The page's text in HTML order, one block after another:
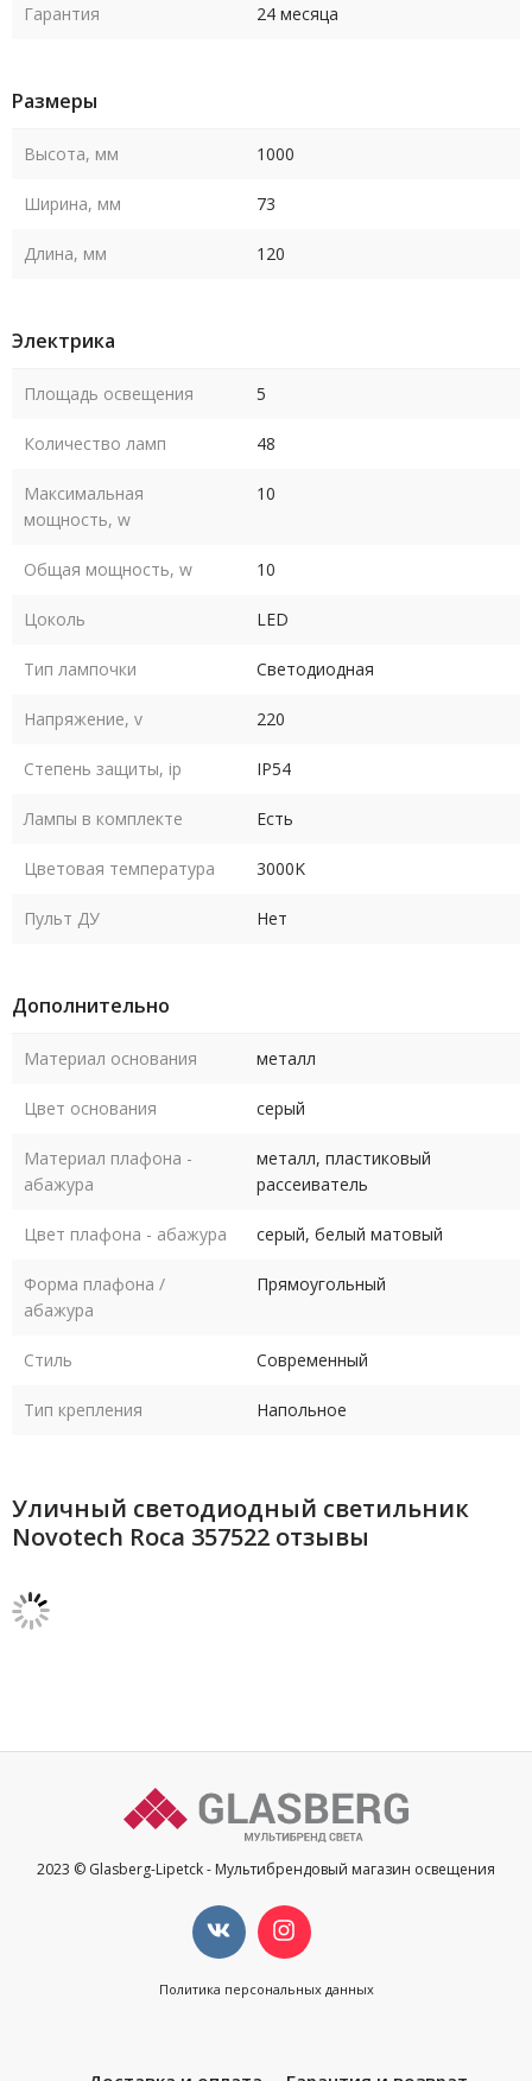
Гарантия 24 месяца
Размеры
Высота, мм 1000
Ширина, мм 73
Длина, мм 120
Электрика
Площадь освещения 5
Количество ламп 48
Максимальная
мощность, w
10
Общая мощность, w 10
Цоколь LED
Тип лампочки Светодиодная
Напряжение, v 220
Степень защиты, ip IP54
Лампы в комплекте Есть
Цветовая температура 3000K
Пульт ДУ Нет
Дополнительно
Материал основания металл
Цвет основания серый
Материал плафона -
абажура
металл, пластиковый
рассеиватель
Цвет плафона - абажура серый, белый матовый
Форма плафона /
абажура
Прямоугольный
Стиль Современный
Тип крепления Напольное
Уличный светодиодный светильник
Novotech Roca 357522 отзывы
2023 © Glasberg-Lipetck - Мультибрендовый магазин освещения
Политика персональных данных